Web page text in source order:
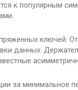
к популярным
ключей.
данных.
за минимальное